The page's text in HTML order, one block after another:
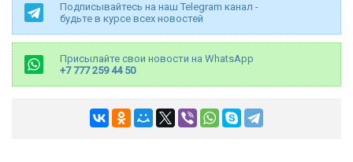
Подписывайтесь на наш Telegram канал -
будьте в курсе всех новостей
Присылайте свои новости на WhatsApp
+7 777 259 44 50